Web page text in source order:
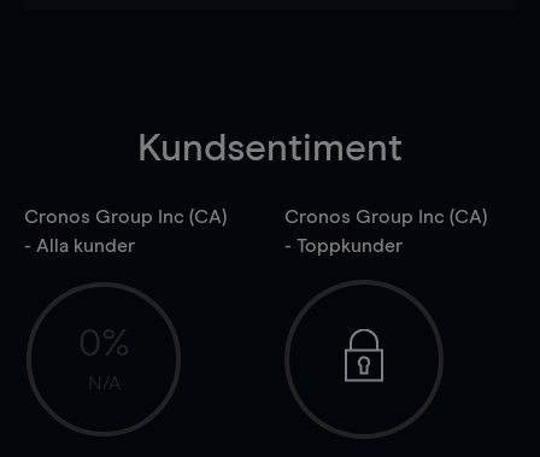
Kundsentiment
Cronos Group Inc (CA)
- Alla kunder
0%
N/A
Cronos Group Inc (CA)
- Toppkunder